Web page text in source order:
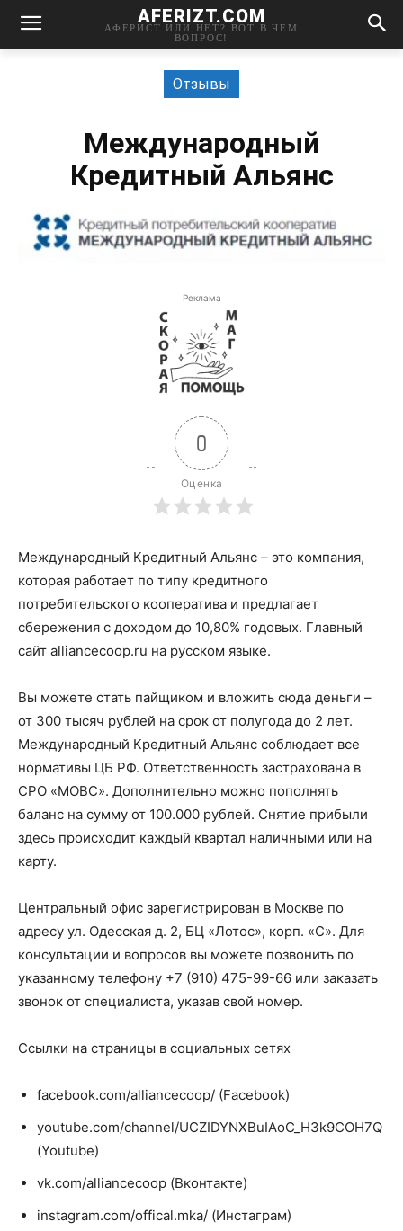
AFERIZT.COM
АФЕРИСТ ИЛИ НЕТ? ВОТ В ЧЕМ
ВОПРОС!
Отзывы
Международный
Кредитный Альянс
Реклама
0
Оценка
Международный Кредитный Альянс – это компания,
которая работает по типу кредитного
потребительского кооператива и предлагает
сбережения с доходом до 10,80% годовых. Главный
сайт alliancecoop.ru на русском языке.
Вы можете стать пайщиком и вложить сюда деньги –
от 300 тысяч рублей на срок от полугода до 2 лет.
Международный Кредитный Альянс соблюдает все
нормативы ЦБ РФ. Ответственность застрахована в
СРО «МОВС». Дополнительно можно пополнять
баланс на сумму от 100.000 рублей. Снятие прибыли
здесь происходит каждый квартал наличными или на
карту.
Центральный офис зарегистрирован в Москве по
адресу ул. Одесская д. 2, БЦ «Лотос», корп. «С». Для
консультации и вопросов вы можете позвонить по
указанному телефону +7 (910) 475-99-66 или заказать
звонок от специалиста, указав свой номер.
Ссылки на страницы в социальных сетях
facebook.com/alliancecoop/ (Facebook)
youtube.com/channel/UCZIDYNXBuIAoC_H3k9COH7Q
(Youtube)
vk.com/alliancecoop (Вконтакте)
instagram.com/offical.mka/ (Инстаграм)